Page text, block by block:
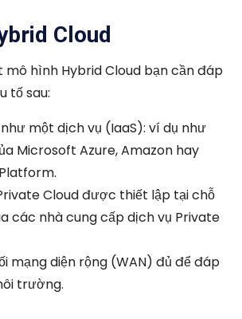
Cloud
mô hình Hybrid Cloud bạn cần đáp
tố sau:
một dịch vụ (IaaS): ví dụ như
Microsoft Azure, Amazon hay
Cloud được thiết lập tại chỗ
các nhà cung cấp dịch vụ Private
mạng diện rộng (WAN) đủ để đáp
trường.